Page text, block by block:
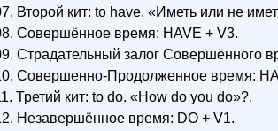
Второй кит: to have. «Иметь или не
Совершённое время: HAVE + V3.
Страдательный залог Совершённого
Совершенно-Продолженное время:
Третий кит: to do. «How do you do»?.
Незавершённое время: DO + V1.